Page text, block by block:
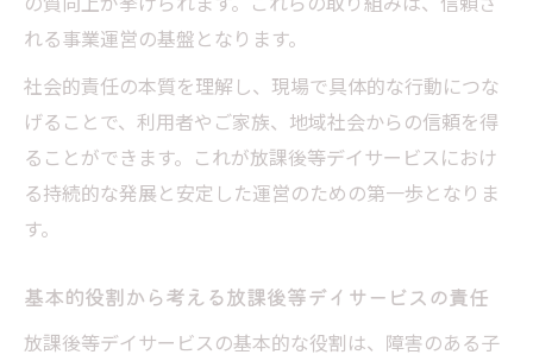
れる事業運営の基盤となります。
社会的責任の本質を理解し、現場で具体的な行動につな
げることで、利用者やご家族、地域社会からの信頼を得
ることができます。これが放課後等デイサービスにおけ
る持続的な発展と安定した運営のための第一歩となりま
す。
基本的役割から考える放課後等デイサービスの責任
放課後等デイサービスの基本的な役割は、障害のある子